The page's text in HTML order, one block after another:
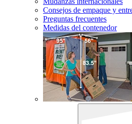
Consejos de empaque y
Preguntas frecuentes
Medidas del contenedor